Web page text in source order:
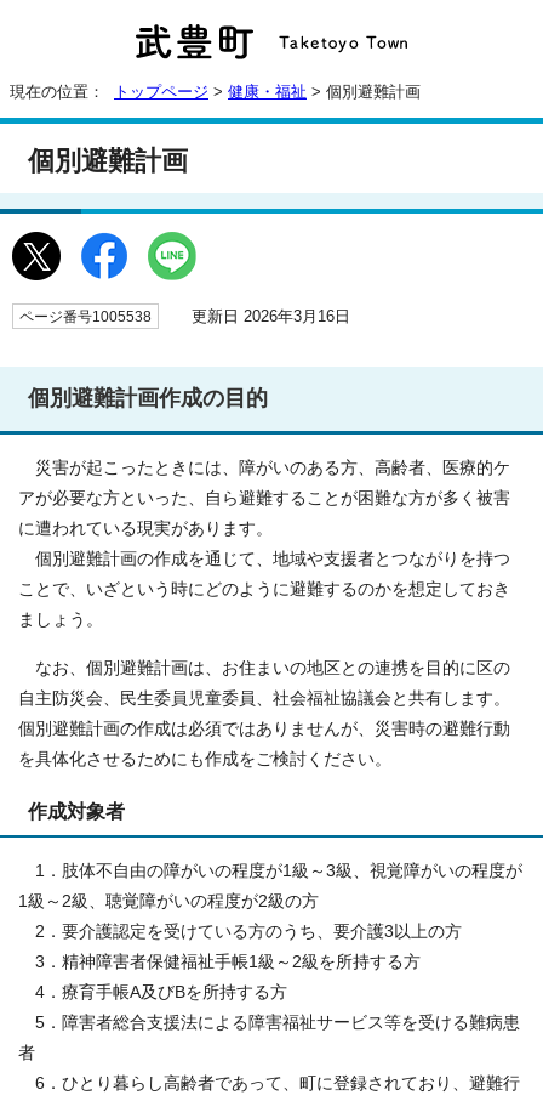
現在の位置： トップページ > 健康・福祉 > 個別避難計画
個別避難計画
ページ番号1005538 更新日 2026年3月16日
個別避難計画作成の目的
災害が起こったときには、障がいのある方、高齢者、医療的ケ
アが必要な方といった、自ら避難することが困難な方が多く被害
に遭われている現実があります。
個別避難計画の作成を通じて、地域や支援者とつながりを持つ
ことで、いざという時にどのように避難するのかを想定しておき
ましょう。
なお、個別避難計画は、お住まいの地区との連携を目的に区の
自主防災会、民生委員児童委員、社会福祉協議会と共有します。
個別避難計画の作成は必須ではありませんが、災害時の避難行動
を具体化させるためにも作成をご検討ください。
作成対象者
1．肢体不自由の障がいの程度が1級～3級、視覚障がいの程度が
1級～2級、聴覚障がいの程度が2級の方
2．要介護認定を受けている方のうち、要介護3以上の方
3．精神障害者保健福祉手帳1級～2級を所持する方
4．療育手帳A及びBを所持する方
5．障害者総合支援法による障害福祉サービス等を受ける難病患
者
6．ひとり暮らし高齢者であって、町に登録されており、避難行